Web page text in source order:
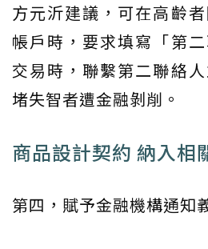
方元沂建議，可在高齡
帳戶時，要求填寫「第
交易時，聯繫第二聯絡
堵失智者遭金融剝削。
商品設計契約 納入相
第四，賦予金融機構通知